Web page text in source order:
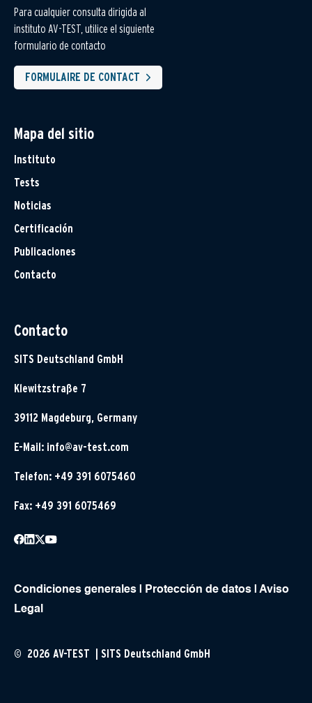
Para cualquier consulta dirigida al
instituto AV-TEST, utilice el siguiente
formulario de contacto
FORMULAIRE DE CONTACT
Mapa del sitio
Instituto
Tests
Noticias
Certificación
Publicaciones
Contacto
Contacto
SITS Deutschland GmbH
Klewitzstraße 7
39112 Magdeburg, Germany
E-Mail: info@av-test.com
Telefon: +49 391 6075460
Fax: +49 391 6075469
Condiciones generales Protección de datos
Aviso
Legal
© 2026 AV-TEST | SITS Deutschland GmbH